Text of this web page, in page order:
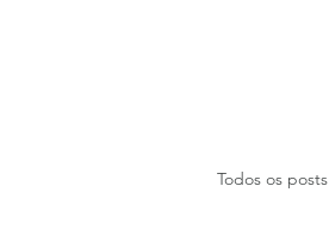
Todos os posts